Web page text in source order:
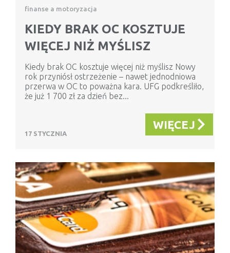
finanse a motoryzacja
KIEDY BRAK OC KOSZTUJE
WIĘCEJ NIŻ MYŚLISZ
Kiedy brak OC kosztuje więcej niż myślisz Nowy
rok przyniósł ostrzeżenie – nawet jednodniowa
przerwa w OC to poważna kara. UFG podkreśliło,
że już 1 700 zł za dzień bez...
17 STYCZNIA
WIĘCEJ